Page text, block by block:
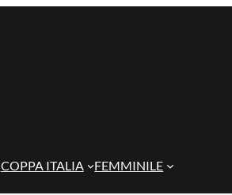
COPPA ITALIA FEMMINILE